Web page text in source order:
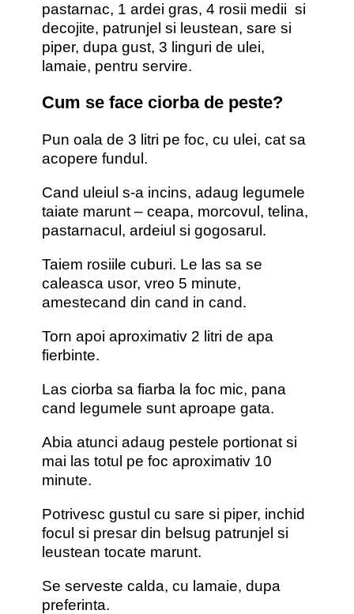
pastarnac, 1 ardei gras, 4 rosii medii si
decojite, patrunjel si leustean, sare si
piper, dupa gust, 3 linguri de ulei,
lamaie, pentru servire.
Cum se face ciorba de peste?
Pun oala de 3 litri pe foc, cu ulei, cat sa
acopere fundul.
Cand uleiul s-a incins, adaug legumele
taiate marunt – ceapa, morcovul, telina,
pastarnacul, ardeiul si gogosarul.
Taiem rosiile cuburi. Le las sa se
caleasca usor, vreo 5 minute,
amestecand din cand in cand.
Torn apoi aproximativ 2 litri de apa
fierbinte.
Las ciorba sa fiarba la foc mic, pana
cand legumele sunt aproape gata.
Abia atunci adaug pestele portionat si
mai las totul pe foc aproximativ 10
minute.
Potrivesc gustul cu sare si piper, inchid
focul si presar din belsug patrunjel si
leustean tocate marunt.
Se serveste calda, cu lamaie, dupa
preferinta.